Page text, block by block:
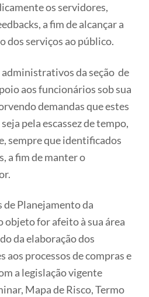
os servidores,
a fim de alcançar a
dos serviços ao público.
da seção de
aos funcionários sob sua
demandas que estes
pela escassez de tempo,
sempre que identificados
a fim de manter o
Planejamento da
objeto for afeito à sua área
da elaboração dos
processos de compras e
a legislação vigente
Mapa de Risco, Termo